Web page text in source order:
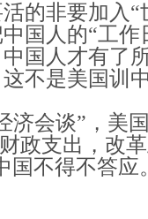
的非要加入
国人的“工作
国人才有了
不是美国训
济会谈”，美
政支出，改
国不得不答应